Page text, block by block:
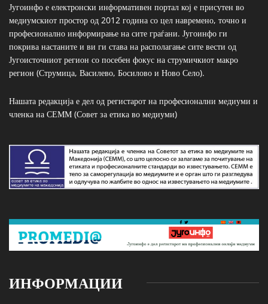
Југоинфо е електронски информативен портал кој е присутен во
медиумскиот простор од 2012 година со цел навремено, точно и
професионално информирање на сите граѓани. Југоинфо ги
покрива настаните и ви ги става на располагање сите вести од
Југоисточниот регион со посебен фокус на струмичкиот макро
регион (Струмица, Василево, Босилово и Ново Село).
Нашата редакција е дел од регистарот на професионални медиуми и
членка на СЕММ (Совет за етика во медиуми)
ИНФОРМАЦИИ